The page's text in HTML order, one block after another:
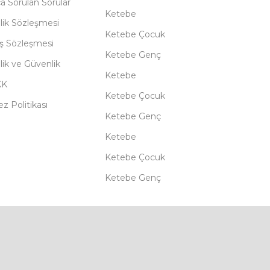
Sorulan Sorular
Sözleşmesi
Sözleşmesi
ve Güvenlik
Politikası
Ketebe
Ketebe Çocuk
Ketebe Genç
Ketebe
Ketebe Çocuk
Ketebe Genç
Ketebe
Ketebe Çocuk
Ketebe Genç